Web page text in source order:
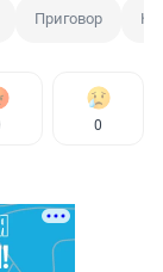
Приговор
0